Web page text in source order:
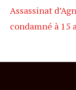
Assassinat
condamné à 15